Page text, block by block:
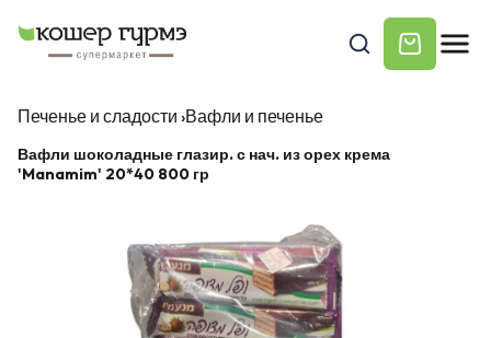
Печенье и сладости ›Вафли и печенье
Вафли шоколадные глазир. с нач. из орех крема
'Manamim' 20*40 800 гр